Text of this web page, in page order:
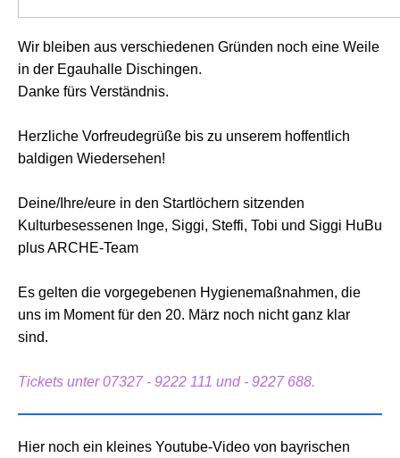
Wir bleiben aus verschiedenen Gründen noch eine Weile
in der Egauhalle Dischingen.
Danke fürs Verständnis.
Herzliche Vorfreudegrüße bis zu unserem hoffentlich
baldigen Wiedersehen!
Deine/Ihre/eure in den Startlöchern sitzenden
Kulturbesessenen Inge, Siggi, Steffi, Tobi und Siggi HuBu
plus ARCHE-Team
Es gelten die vorgegebenen Hygienemaßnahmen, die
uns im Moment für den 20. März noch nicht ganz klar
sind.
Tickets unter 07327 - 9222 111 und - 9227 688.
Hier noch ein kleines Youtube-Video von bayrischen